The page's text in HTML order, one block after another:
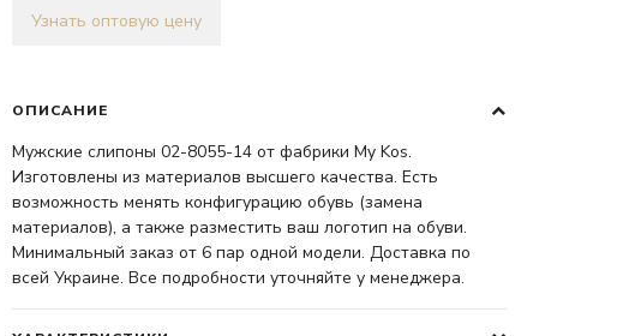
Узнать оптовую цену
ОПИСАНИЕ
Мужские слипоны 02-8055-14 от фабрики My Kos.
Изготовлены из материалов высшего качества. Есть
возможность менять конфигурацию обувь (замена
материалов), а также разместить ваш логотип на обуви.
Минимальный заказ от 6 пар одной модели. Доставка по
всей Украине. Все подробности уточняйте у менеджера.